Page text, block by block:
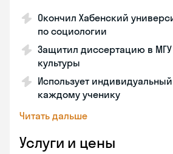
Окончил Хабенский
по социологии
Защитил диссертацию в
культуры
Использует
каждому ученику
Читать дальше
Услуги и цены